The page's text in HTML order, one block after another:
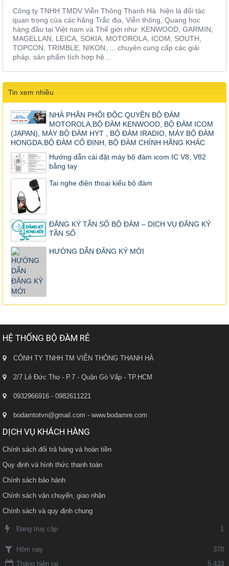
Công ty TNHH TMDV Viễn Thông Thanh Hà hiện là đối tác
quan trọng của các hãng Trắc địa, Viễn thông, Quang học
hàng đầu tại Việt nam và Thế giới như: KENWOOD, GARMIN,
MAGELLAN, LEICA, SOKIA, MOTOROLA, ICOM, SOUTH,
TOPCON, TRIMBLE, NIKON, ... chuyên cung cấp các giải
pháp, sản phẩm tích hợp hệ...
Tin xem nhiều
NHÀ PHÂN PHỐI ĐỘC QUYỀN BỘ ĐÀM
MOTOROLA,BỘ ĐÀM KENWOOD, BỘ ĐÀM ICOM
(JAPAN), MÁY BỘ ĐÀM HYT , BỘ ĐÀM IRADIO, MÁY BỘ ĐÀM
HONGDA,BỘ ĐÀM CỐ ĐỊNH, BỘ ĐÀM CHÍNH HÃNG KHÁC
Hướng dẫn cài đặt máy bộ đàm icom IC V8, V82
bằng tay
Tai nghe điện thoại kiểu bộ đàm
ĐĂNG KÝ TẦN SỐ BỘ ĐÀM – DỊCH VỤ ĐĂNG KÝ
TẦN SỐ
HƯỚNG DẪN ĐĂNG KÝ MỚI
HỆ THỐNG BỘ ĐÀM RẺ
CÔNH TY TNHH TM VIỄN THÔNG THANH HÀ
2/7 Lê Đức Thọ - P.7 - Quận Gò Vấp - TP.HCM
0932966916 - 0982611221
bodamtotvn@gmail.com - www.bodamre.com
DỊCH VỤ KHÁCH HÀNG
Chính sách đổi trả hàng và hoàn tiền
Quy định và hình thức thanh toán
Chính sách bảo hành
Chính sách vận chuyển, giao nhận
Chính sách và quy định chung
Đang truy cập 1
Hôm nay
378
Tháng hiện tại
5,433